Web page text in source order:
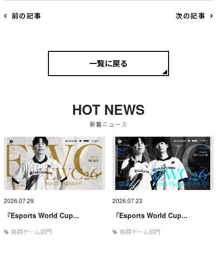
前の記事 次の記事
一覧に戻る
HOT NEWS
新着ニュース
2026.07.29
『Esports World Cup...
格闘ゲーム部門
2026.07.23
『Esports World Cup...
格闘ゲーム部門